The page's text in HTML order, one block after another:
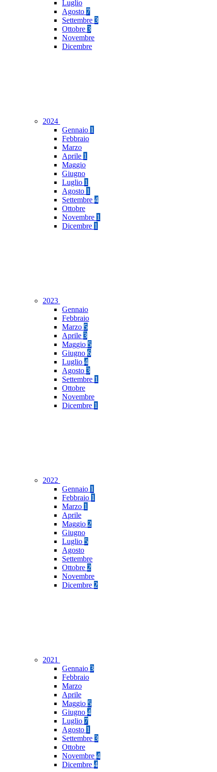
Luglio
Agosto 7
Settembre 3
Ottobre 3
Novembre
Dicembre
2024
Gennaio 1
Febbraio
Marzo
Aprile 1
Maggio
Giugno
Luglio 1
Agosto 1
Settembre 4
Ottobre
Novembre 1
Dicembre 1
2023
Gennaio
Febbraio
Marzo 5
Aprile 3
Maggio 5
Giugno 6
Luglio 4
Agosto 3
Settembre 1
Ottobre
Novembre
Dicembre 1
2022
Gennaio 1
Febbraio 1
Marzo 1
Aprile
Maggio 2
Giugno
Luglio 5
Agosto
Settembre
Ottobre 2
Novembre
Dicembre 2
2021
Gennaio 3
Febbraio
Marzo
Aprile
Maggio 5
Giugno 4
Luglio 7
Agosto 1
Settembre 3
Ottobre
Novembre 4
Dicembre 4